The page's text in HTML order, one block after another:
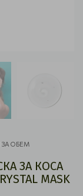
ОБЕМ
ЗА КОСА
MASK